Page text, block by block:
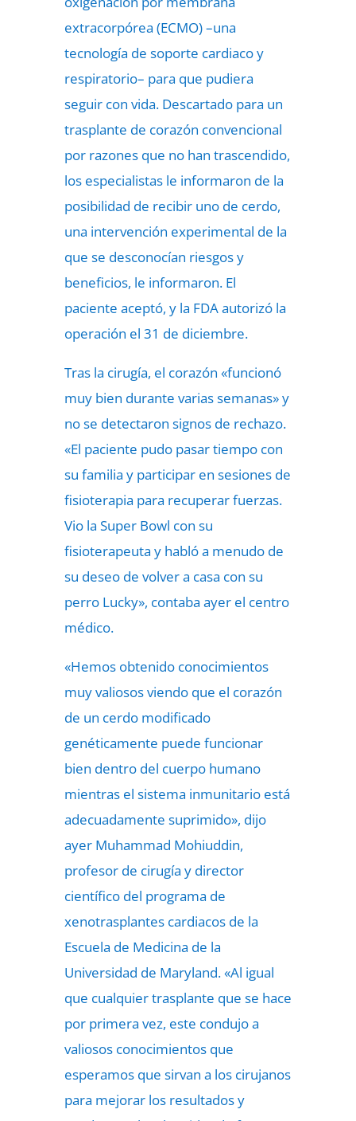
extracorpórea (ECMO) –una
tecnología de soporte cardiaco y
respiratorio– para que pudiera
seguir con vida. Descartado para un
trasplante de corazón convencional
por razones que no han trascendido,
los especialistas le informaron de la
posibilidad de recibir uno de cerdo,
una intervención experimental de la
que se desconocían riesgos y
beneficios, le informaron. El
paciente aceptó, y la FDA autorizó la
operación el 31 de diciembre.
Tras la cirugía, el corazón «funcionó
muy bien durante varias semanas» y
no se detectaron signos de rechazo.
«El paciente pudo pasar tiempo con
su familia y participar en sesiones de
fisioterapia para recuperar fuerzas.
Vio la Super Bowl con su
fisioterapeuta y habló a menudo de
su deseo de volver a casa con su
perro Lucky», contaba ayer el centro
médico.
«Hemos obtenido conocimientos
muy valiosos viendo que el corazón
de un cerdo modificado
genéticamente puede funcionar
bien dentro del cuerpo humano
mientras el sistema inmunitario está
adecuadamente suprimido», dijo
ayer Muhammad Mohiuddin,
profesor de cirugía y director
científico del programa de
xenotrasplantes cardiacos de la
Escuela de Medicina de la
Universidad de Maryland. «Al igual
que cualquier trasplante que se hace
por primera vez, este condujo a
valiosos conocimientos que
esperamos que sirvan a los cirujanos
para mejorar los resultados y